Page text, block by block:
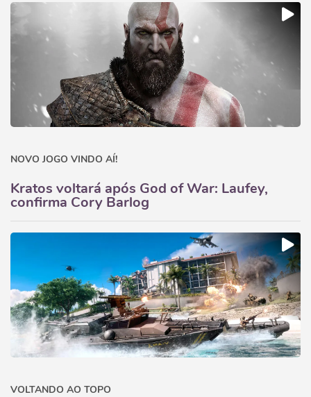
NOVO JOGO VINDO AÍ!
Kratos voltará após God of War: Laufey,
confirma Cory Barlog
VOLTANDO AO TOPO